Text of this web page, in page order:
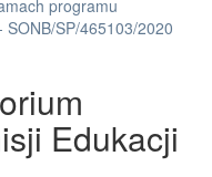
programu
SONB/SP/465103/2020
Edukacji